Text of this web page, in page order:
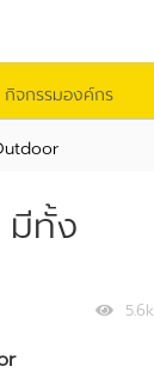
กิจกรรมองค์กร
มีทั้ง
5.6k